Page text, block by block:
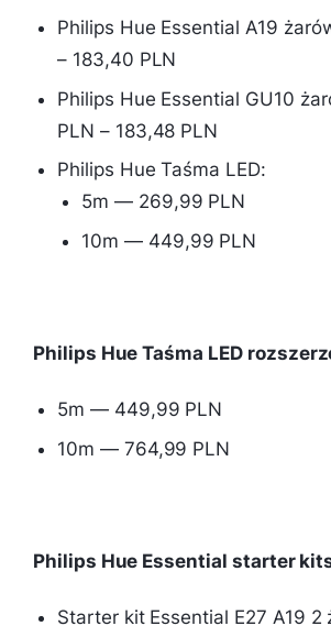
Philips Hue Essential A19
– 183,40 PLN
Philips Hue Essential GU10
PLN – 183,48 PLN
Philips Hue Taśma LED:
5m — 269,99 PLN
10m — 449,99 PLN
Philips Hue Taśma LED
5m — 449,99 PLN
10m — 764,99 PLN
Philips Hue Essential starter
Starter kit Essential E27 A19 2